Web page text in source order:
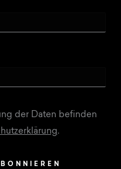
der Daten befinden
.